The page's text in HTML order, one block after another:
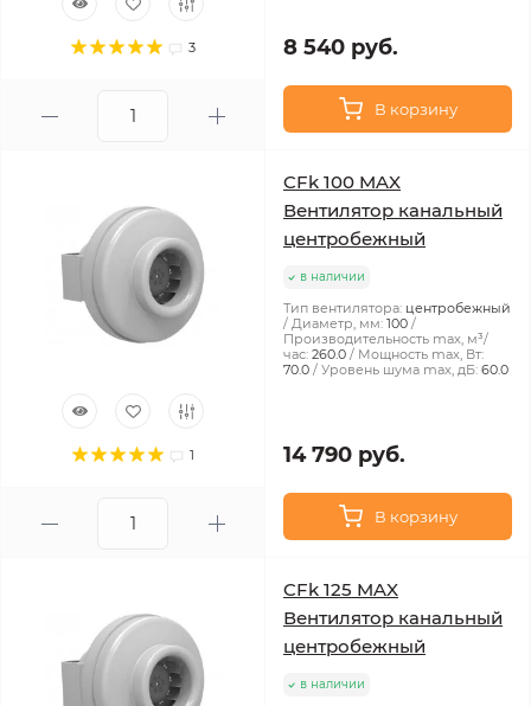
3 8 540 руб.
В корзину
1
CFk 100 MAX
Вентилятор канальный
центробежный
в наличии
Тип вентилятора: центробежный
Диаметр, мм: 100
Производительность max, м³/
час: 260.0
Мощность max, Вт:
70.0
Уровень шума max, дБ: 60.0
14 790 руб.
В корзину
CFk 125 MAX
Вентилятор канальный
центробежный
в наличии